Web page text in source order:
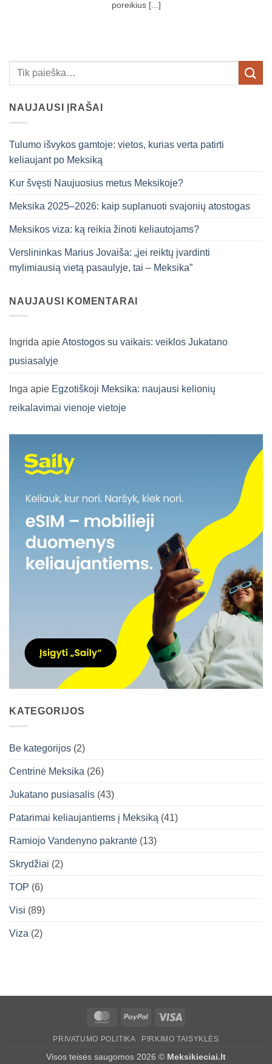
poreikius [...]
NAUJAUSI ĮRAŠAI
Tulumo išvykos gamtoje: vietos, kurias verta patirti
keliaujant po Meksiką
Kur švęsti Naujuosius metus Meksikoje?
Meksika 2025–2026: kaip suplanuoti svajonių atostogas
Meksikos viza: ką reikia žinoti keliautojams?
Verslininkas Marius Jovaiša: „jei reiktų įvardinti
mylimiausią vietą pasaulyje, tai – Meksika”
NAUJAUSI KOMENTARAI
Ingrida apieAtostogos su vaikais: veiklos Jukatano
pusiasalyje
Inga apie Egzotiškoji Meksika: naujausi kelionių
reikalavimai vienoje vietoje
KATEGORIJOS
Be kategorijos (2)
Centrinė Meksika (26)
Jukatano pusiasalis (43)
Patarimai keliaujantiems į Meksiką (41)
Ramiojo Vandenyno pakrantė (13)
Skrydžiai (2)
TOP (6)
Visi (89)
Viza (2)
MasterCardPayPal
PRIVATUMO POLITIKA PIRKIMO TAISYKLĖS
Visos teisės saugomos 2026 © Meksikieciai.lt